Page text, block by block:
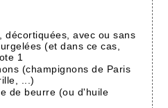
décortiquées, avec ou sans
(et dans ce cas,
1
(champignons de Paris
...)
de beurre (ou d'huile